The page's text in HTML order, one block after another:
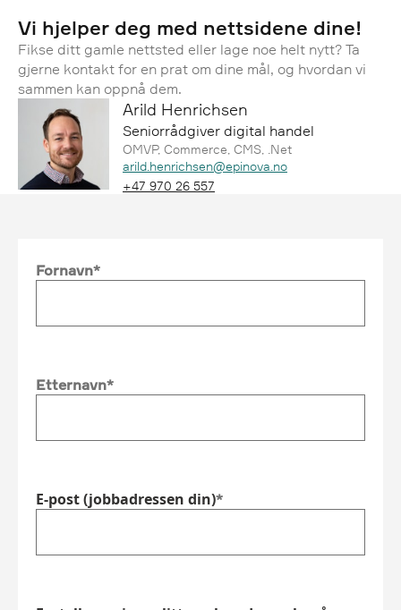
Vi hjelper deg med nettsidene dine!
Fikse ditt gamle nettsted eller lage noe helt nytt? Ta
gjerne kontakt for en prat om dine mål, og hvordan vi
sammen kan oppnå dem.
Arild Henrichsen
Seniorrådgiver digital handel
OMVP, Commerce, CMS, .Net
arild.henrichsen@epinova.no
+47 970 26 557
Fornavn
Etternavn
E-post (jobbadressen din)